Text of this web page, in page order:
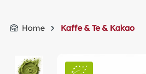
Home Kaffe & Te & Kakao
Skip image gallery